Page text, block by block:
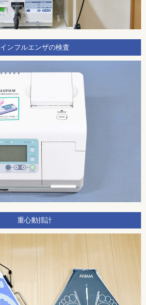
インフルエンザの検査
重心動揺計